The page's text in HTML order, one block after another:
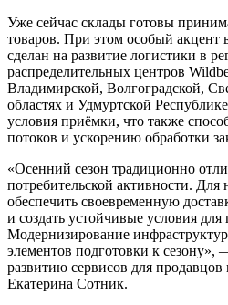
Уже сейчас склады готовы
товаров. При этом особый акцент
сделан на развитие логистики в
распределительных центров
Владимирской, Волгоградской,
областях и Удмуртской
условия приёмки, что также
потоков и ускорению обработки
«Осенний сезон традиционно
потребительской активности. Для
обеспечить своевременную
и создать устойчивые условия для
Модернизирование
элементов подготовки к сезону»,
развитию сервисов для
Екатерина Сотник.